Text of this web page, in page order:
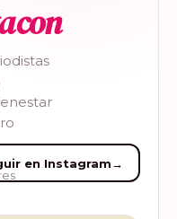
en Instagram→